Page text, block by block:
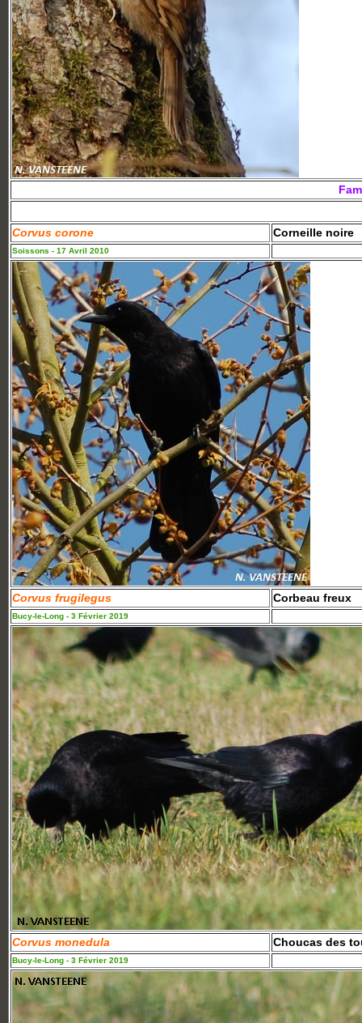
Corvus corone Corneille noire
Soissons - 17 Avril 2010
Corvus frugilegus Corbeau freux
Bucy-le-Long - 3 Février 2019
Corvus monedula Choucas des
Bucy-le-Long - 3 Février 2019